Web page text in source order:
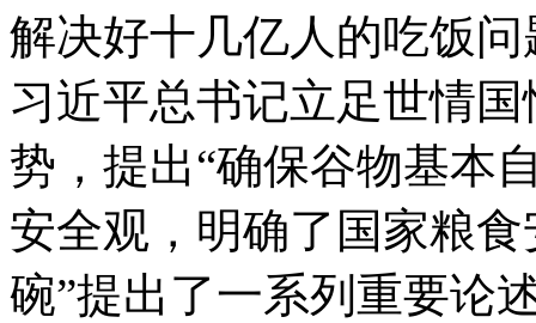
解决好十几亿人的吃饭
习近平总书记立足世情
势，提出“确保谷物基本
安全观，明确了国家粮
碗”提出了一系列重要论